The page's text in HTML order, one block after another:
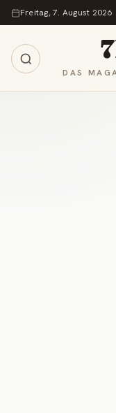
Zum Inhalt springen
Freitag, 7. August 2026
DAS